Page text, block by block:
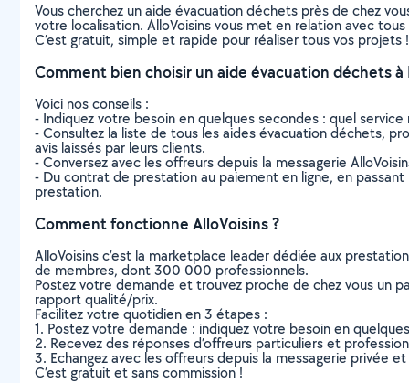
Vous cherchez un aide évacuation déchets près de chez
votre localisation. AlloVoisins vous met en relation avec
C’est gratuit, simple et rapide pour réaliser tous vos projets !
Comment bien choisir un aide évacuation déchets à
Voici nos conseils :
- Indiquez votre besoin en quelques secondes : quel
- Consultez la liste de tous les aides évacuation déchets,
avis laissés par leurs clients.
- Conversez avec les offreurs depuis la messagerie
- Du contrat de prestation au paiement en ligne, en
prestation.
Comment fonctionne AlloVoisins ?
AlloVoisins c’est la marketplace leader dédiée aux
de membres, dont 300 000 professionnels.
Postez votre demande et trouvez proche de chez vous un
rapport qualité/prix.
Facilitez votre quotidien en 3 étapes :
1. Postez votre demande : indiquez votre besoin en
2. Recevez des réponses d’offreurs particuliers et
3. Echangez avec les offreurs depuis la messagerie privée
C’est gratuit et sans commission !